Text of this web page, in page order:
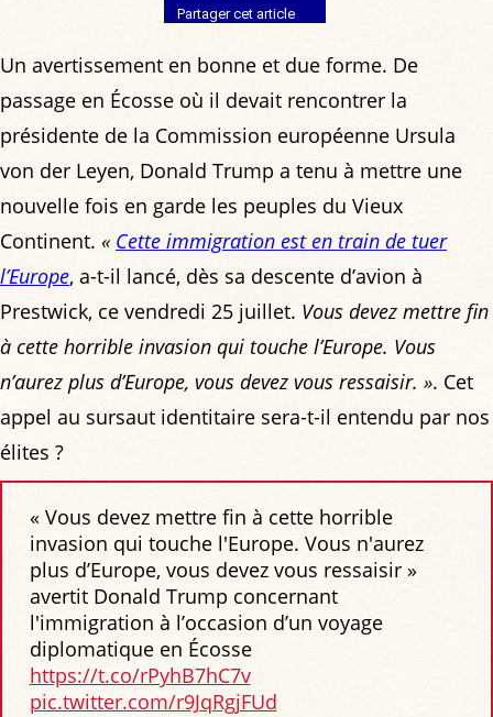
Partager cet article
Un avertissement en bonne et due forme. De
passage en Écosse où il devait rencontrer la
présidente de la Commission européenne Ursula
von der Leyen, Donald Trump a tenu à mettre une
nouvelle fois en garde les peuples du Vieux
Continent. « Cette immigration est en train de tuer
l’Europe, a-t-il lancé, dès sa descente d’avion à
Prestwick, ce vendredi 25 juillet. Vous devez mettre fin
à cette horrible invasion qui touche l’Europe. Vous
n’aurez plus d’Europe, vous devez vous ressaisir. ». Cet
appel au sursaut identitaire sera-t-il entendu par nos
élites ?
« Vous devez mettre fin à cette horrible
invasion qui touche l'Europe. Vous n'aurez
plus d’Europe, vous devez vous ressaisir »
avertit Donald Trump concernant
l'immigration à l’occasion d’un voyage
diplomatique en Écosse
https://t.co/rPyhB7hC7v
pic.twitter.com/r9JqRgjFUd